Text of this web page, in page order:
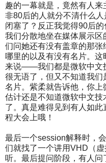
趣的一幕就是，竟然有人
非80后的人就分不清什么
闭塞了？反正我觉得90后的
我们分散地坐在媒体展示
们问她还有没有盖章的那
哪里的以及有没有名片。
来说——我们都是微软中文
很无语了，但又不知道我
名片。紫柔就告诉他，你
估计还是不知道微软中文
了。真是难得见到有人如
程大会上哦！
最后一个session解释时，
们就找了一个讲用VHD（
听。最后提问阶段，有人